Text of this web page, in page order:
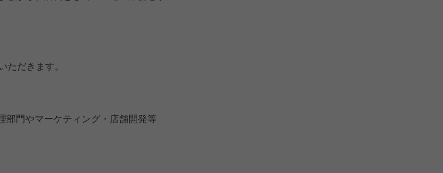
だきます。
部門やマーケティング・店舗開発等